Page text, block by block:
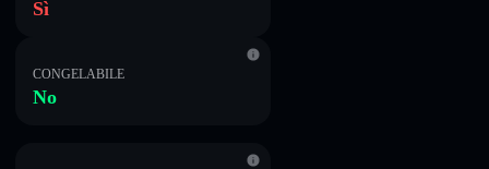
Sì
CONGELABILE
No